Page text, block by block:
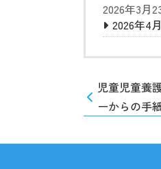
2026年3月
2026年4
児童児童養
ーからの手